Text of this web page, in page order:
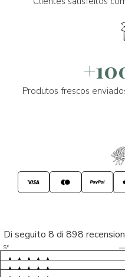
Produtos frescos
Di seguito 8 di 898
S* 5/5
LP 5/5
M* 5/5